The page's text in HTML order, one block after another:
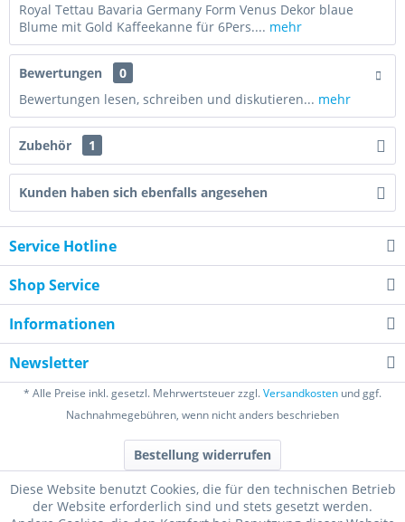
Royal Tettau Bavaria Germany Form Venus Dekor blaue
Blume mit Gold Kaffeekanne für 6Pers.... mehr
Bewertungen
0
Bewertungen lesen, schreiben und diskutieren... mehr
Zubehör 1
Kunden haben sich ebenfalls angesehen
Service Hotline
Shop Service
Informationen
Newsletter
* Alle Preise inkl. gesetzl. Mehrwertsteuer zzgl.Versandkosten und ggf.
Nachnahmegebühren, wenn nicht anders beschrieben
Bestellung widerrufen
Diese Website benutzt Cookies, die für den technischen Betrieb
der Website erforderlich sind und stets gesetzt werden.